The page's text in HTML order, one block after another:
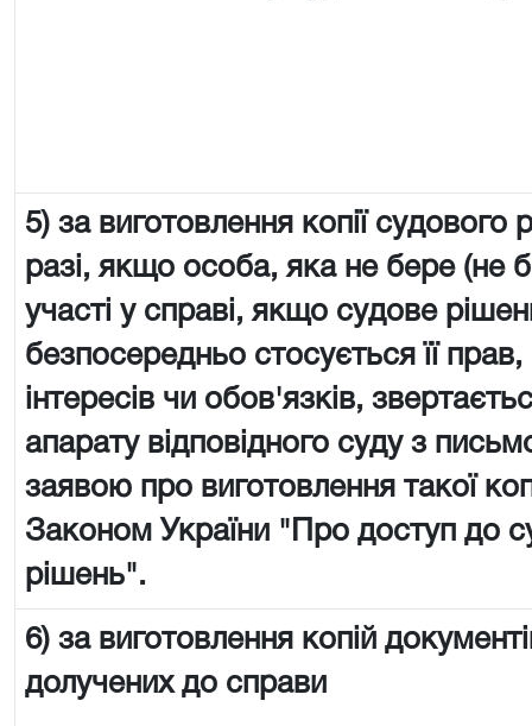
5) за виготовлення копії судового
разі, якщо особа, яка не бере (не
участі у справі, якщо судове
безпосередньо стосується її
інтересів чи обов'язків,
апарату відповідного суду з
заявою про виготовлення такої
Законом України "Про доступ до
рішень".
6) за виготовлення копій
долучених до справи